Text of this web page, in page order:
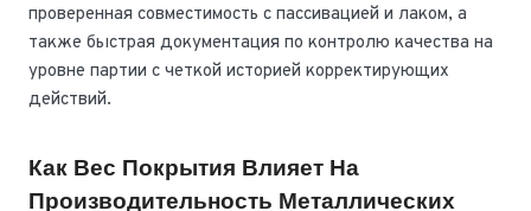
проверенная совместимость с пассивацией и лаком, а
также быстрая документация по контролю качества на
уровне партии с четкой историей корректирующих
действий.
Как Вес Покрытия Влияет На
Производительность Металлических